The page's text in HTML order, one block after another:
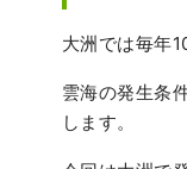
大洲では毎年
雲海の発生条
します。